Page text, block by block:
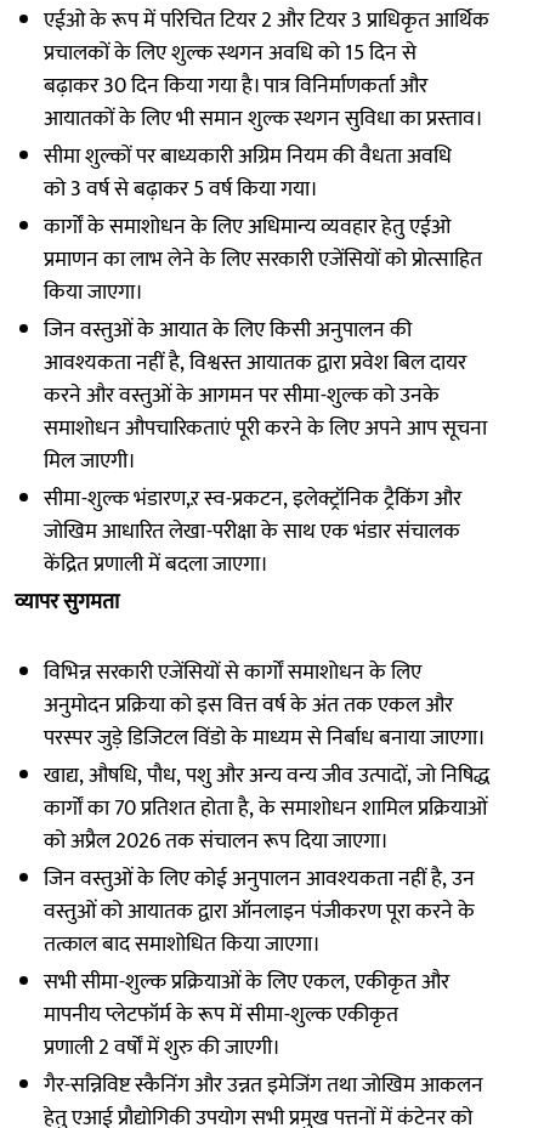
एईओ के रूप में परिचित टियर 2 और टियर 3 प्राधिकृत आर्थिक
प्रचालकों के लिए शुल्क स्थगन अवधि को 15 दिन से
बढ़ाकर 30 दिन किया गया है। पात्र विनिर्माणकर्ता और
आयातकों के लिए भी समान शुल्क स्थगन सुविधा का प्रस्ताव।
सीमा शुल्कों पर बाध्यकारी अग्रिम नियम की वैधता अवधि
को 3 वर्ष से बढ़ाकर 5 वर्ष किया गया।
कार्गों के समाशोधन के लिए अधिमान्य व्यवहार हेतु एईओ
प्रमाणन का लाभ लेने के लिए सरकारी एजेंसियों को प्रोत्साहित
किया जाएगा।
जिन वस्तुओं के आयात के लिए किसी अनुपालन की
आवश्यकता नहीं है, विश्वस्त आयातक द्वारा प्रवेश बिल दायर
करने और वस्तुओं के आगमन पर सीमा-शुल्क को उनके
समाशोधन औपचारिकताएं पूरी करने के लिए अपने आप सूचना
मिल जाएगी।
सीमा-शुल्क भंडारण,ऱ स्व-प्रकटन, इलेक्ट्रॉनिक ट्रैकिंग और
जोखिम आधारित लेखा-परीक्षा के साथ एक भंडार संचालक
केंद्रित प्रणाली में बदला जाएगा।
व्यापर सुगमता
विभिन्न सरकारी एजेंसियों से कार्गों समाशोधन के लिए
अनुमोदन प्रक्रिया को इस वित्त वर्ष के अंत तक एकल और
परस्पर जुड़े डिजिटल विंडो के माध्यम से निर्बाध बनाया जाएगा।
खाद्य, औषधि, पौध, पशु और अन्य वन्य जीव उत्पादों, जो निषिद्ध
कार्गों का 70 प्रतिशत होता है, के समाशोधन शामिल प्रक्रियाओं
को अप्रैल 2026 तक संचालन रूप दिया जाएगा।
जिन वस्तुओं के लिए कोई अनुपालन आवश्यकता नहीं है, उन
वस्तुओं को आयातक द्वारा ऑनलाइन पंजीकरण पूरा करने के
तत्काल बाद समाशोधित किया जाएगा।
सभी सीमा-शुल्क प्रक्रियाओं के लिए एकल, एकीकृत और
मापनीय प्लेटफॉर्म के रूप में सीमा-शुल्क एकीकृत
प्रणाली 2 वर्षों में शुरु की जाएगी।
गैर-सन्निविष्ट स्कैनिंग और उन्नत इमेजिंग तथा जोखिम आकलन
हेतु एआई प्रौद्योगिकी उपयोग सभी प्रमुख पत्तनों में कंटेनर को